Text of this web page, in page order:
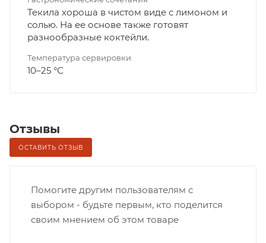
Текила хороша в чистом виде с лимоном и
солью. На ее основе также готовят
разнообразные коктейли.
Температура сервировки
10–25 °С
Отзывы
ОСТАВИТЬ ОТЗЫВ
Помогите другим пользователям с
выбором - будьте первым, кто поделится
своим мнением об этом товаре